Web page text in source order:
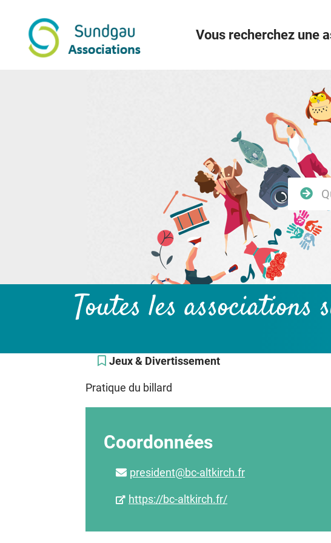
Vous recherchez une
sur
le
site
Toutes les associations
Jeux & Divertissement
Pratique du billard
Coordonnées
president@bc-altkirch.fr
https://bc-altkirch.fr/